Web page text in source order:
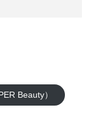
Beauty）